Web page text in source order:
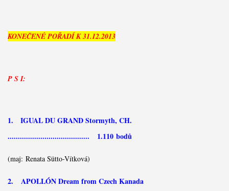
KONEČENÉ POŘADÍ K 31.12.2013
P S I:
1. IGUAL DU GRAND Stormyth, CH.
........................................ 1.110 bodů
(maj: Renata Sütto-Vítková)
2. APOLLÓN Dream from Czech Kanada